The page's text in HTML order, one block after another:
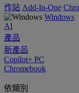
作站 Add-In-One
Windows
AI
產品
新產品
Copilot+ PC
Chromebook
依類別